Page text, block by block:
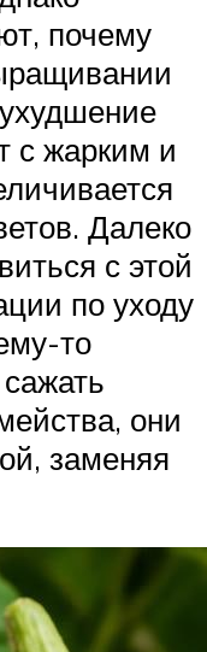
почему
с жарким и
Далеко
с этой
по уходу
то
они
заменяя